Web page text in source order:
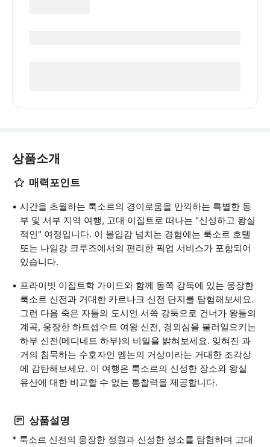
상품소개
매력포인트
시간을 초월하는 룩소르의 경이로움을 만끽하는 특별한 동
부 및 서부 지역 여행, 고대 이집트로 떠나는 "신성하고 왕실
적인" 여정입니다. 이 몰입감 넘치는 경험에는 룩소르 호텔
또는 나일강 크루즈에서의 편리한 픽업 서비스가 포함되어
있습니다.
프라이빗 이집트학 가이드와 함께 동쪽 강둑에 있는 웅장한
룩소르 신전과 거대한 카르나크 신전 단지를 탐험해보세요.
그런 다음 죽은 자들의 도시인 서쪽 강둑으로 건너가 왕들의
계곡, 웅장한 하트셉수트 여왕 신전, 경외심을 불러일으키는
하부 신전(메디네트 하부)의 비밀을 밝혀보세요. 잊혀진 과
거의 침묵하는 수호자인 멤논의 거상이라는 거대한 조각상
에 감탄해보세요. 이 여행은 룩소르의 신성한 장소와 왕실
유산에 대한 비교할 수 없는 통찰력을 제공합니다.
상품설명
* 룩소르 신전의 웅장한 정원과 신성한 성소를 탐험하며 고대